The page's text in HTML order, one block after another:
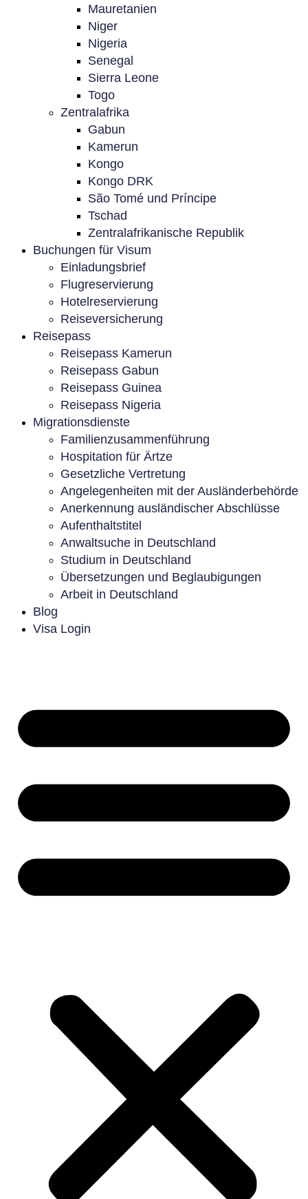
Mauretanien
Niger
Nigeria
Senegal
Sierra Leone
Togo
Zentralafrika
Gabun
Kamerun
Kongo
Kongo DRK
São Tomé und Príncipe
Tschad
Zentralafrikanische Republik
Buchungen für Visum
Einladungsbrief
Flugreservierung
Hotelreservierung
Reiseversicherung
Reisepass
Reisepass Kamerun
Reisepass Gabun
Reisepass Guinea
Reisepass Nigeria
Migrationsdienste
Familienzusammenführung
Hospitation für Ärtze
Gesetzliche Vertretung
Angelegenheiten mit der Ausländerbehörde
Anerkennung ausländischer Abschlüsse
Aufenthaltstitel
Anwaltsuche in Deutschland
Studium in Deutschland
Übersetzungen und Beglaubigungen
Arbeit in Deutschland
Blog
Visa Login